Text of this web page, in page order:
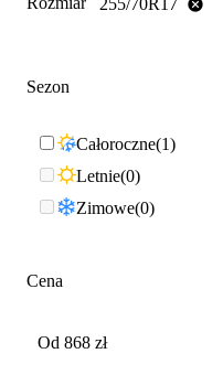
Sezon
Całoroczne 1
Letnie 0
Zimowe 0
Cena